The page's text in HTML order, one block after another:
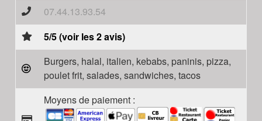
07.44.13.93.54
5/5 (voir les 2 avis)
Burgers, halal, italien, kebabs, paninis, pizza,
poulet frit, salades, sandwiches, tacos
Moyens de paiement :